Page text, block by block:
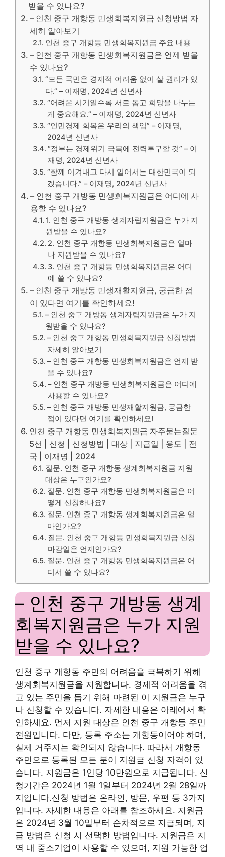
받을 수 있나요?
– 인천 중구 개항동 민생회복지원금 신청방법 자
세히 알아보기
인천 중구 개항동 민생회복지원금 주요 내용
– 인천 중구 개항동 민생회복지원금은 언제 받을
수 있나요?
“모든 국민은 경제적 어려움 없이 살 권리가 있
다.” – 이재명, 2024년 신년사
“어려운 시기일수록 서로 돕고 희망을 나누는
게 중요해요.” – 이재명, 2024년 신년사
“인민경제 회복은 우리의 책임” – 이재명,
2024년 신년사
“정부는 경제위기 극복에 전력투구할 것” – 이
재명, 2024년 신년사
“함께 이겨내고 다시 일어서는 대한민국이 되
겠습니다.” – 이재명, 2024년 신년사
– 인천 중구 개방동 민생회복지원금은 어디에 사
용할 수 있나요?
1. 인천 중구 개방동 생계자립지원금은 누가 지
원받을 수 있나요?
2. 인천 중구 개항동 민생회복지원금은 얼마
나 지원받을 수 있나요?
3. 인천 중구 개항동 민생회복지원금은 어디
에 쓸 수 있나요?
– 인천 중구 개방동 민생재활지원금, 궁금한 점
이 있다면 여기를 확인하세요!
– 인천 중구 개방동 생계자립지원금은 누가 지
원받을 수 있나요?
– 인천 중구 개항동 민생회복지원금 신청방법
자세히 알아보기
– 인천 중구 개항동 민생회복지원금은 언제 받
을 수 있나요?
– 인천 중구 개방동 민생회복지원금은 어디에
사용할 수 있나요?
– 인천 중구 개방동 민생재활지원금, 궁금한
점이 있다면 여기를 확인하세요!
인천 중구 개항동 민생회복지원금 자주묻는질문
5선 | 신청 | 신청방법 | 대상 | 지급일 | 용도 | 전
국 | 이재명 | 2024
질문. 인천 중구 개항동 생계회복지원금 지원
대상은 누구인가요?
질문. 인천 중구 개항동 민생회복지원금은 어
떻게 신청하나요?
질문. 인천 중구 개항동 생계회복지원금은 얼
마인가요?
질문. 인천 중구 개항동 민생회복지원금 신청
마감일은 언제인가요?
질문. 인천 중구 개항동 민생회복지원금은 어
디서 쓸 수 있나요?
– 인천 중구 개방동 생계
회복지원금은 누가 지원
받을 수 있나요?
인천 중구 개항동 주민의 어려움을 극복하기 위해
생계회복지원금을 지원합니다. 경제적 어려움을 겪
고 있는 주민을 돕기 위해 마련된 이 지원금은 누구
나 신청할 수 있습니다. 자세한 내용은 아래에서 확
인하세요. 먼저 지원 대상은 인천 중구 개항동 주민
전원입니다. 다만, 등록 주소는 개항동이어야 하며,
실제 거주지는 확인되지 않습니다. 따라서 개항동
주민으로 등록된 모든 분이 지원금 신청 자격이 있
습니다. 지원금은 1인당 10만원으로 지급됩니다. 신
청기간은 2024년 1월 1일부터 2024년 2월 28일까
지입니다.신청 방법은 온라인, 방문, 우편 등 3가지
입니다. 자세한 내용은 아래를 참조하세요. 지원금
은 2024년 3월 10일부터 순차적으로 지급되며, 지
급 방법은 신청 시 선택한 방법입니다. 지원금은 지
역 내 중소기업이 사용할 수 있으며, 지원 가능한 업